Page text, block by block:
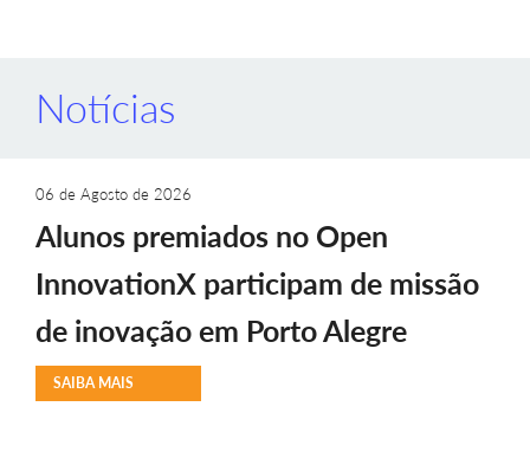
Notícias
06 de Agosto de 2026
Alunos premiados no Open
InnovationX participam de missão
de inovação em Porto Alegre
SAIBA MAIS